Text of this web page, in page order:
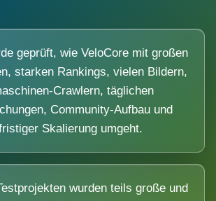
geprüft, wie VeloCore mit großen
starken Rankings, vielen Bildern,
Crawlern, täglichen
Community-Aufbau und
Skalierung umgeht.
wurden teils große und